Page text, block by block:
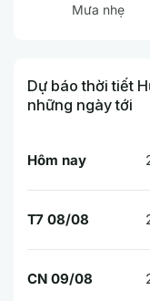
Mưa nhẹ
Dự báo thời tiết
những ngày tới
Hôm nay
T7 08/08
CN 09/08